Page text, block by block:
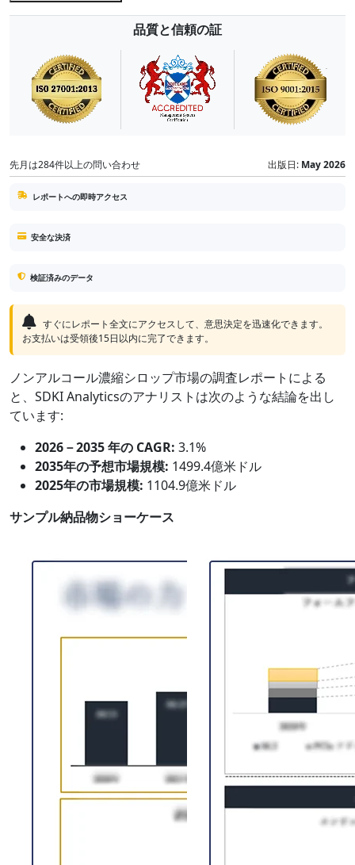
品質と信頼の証
先月は284件以上の問い合わせ 出版日: May 2026
レポートへの即時アクセス
安全な決済
検証済みのデータ
すぐにレポート全文にアクセスして、意思決定を迅速化できます。
お支払いは受領後15日以内に完了できます。
ノンアルコール濃縮シロップ市場の調査レポートによる
と、SDKI Analyticsのアナリストは次のような結論を出し
ています:
2026－2035 年の CAGR: 3.1%
2035年の予想市場規模: 1499.4億米ドル
2025年の市場規模: 1104.9億米ドル
サンプル納品物ショーケース